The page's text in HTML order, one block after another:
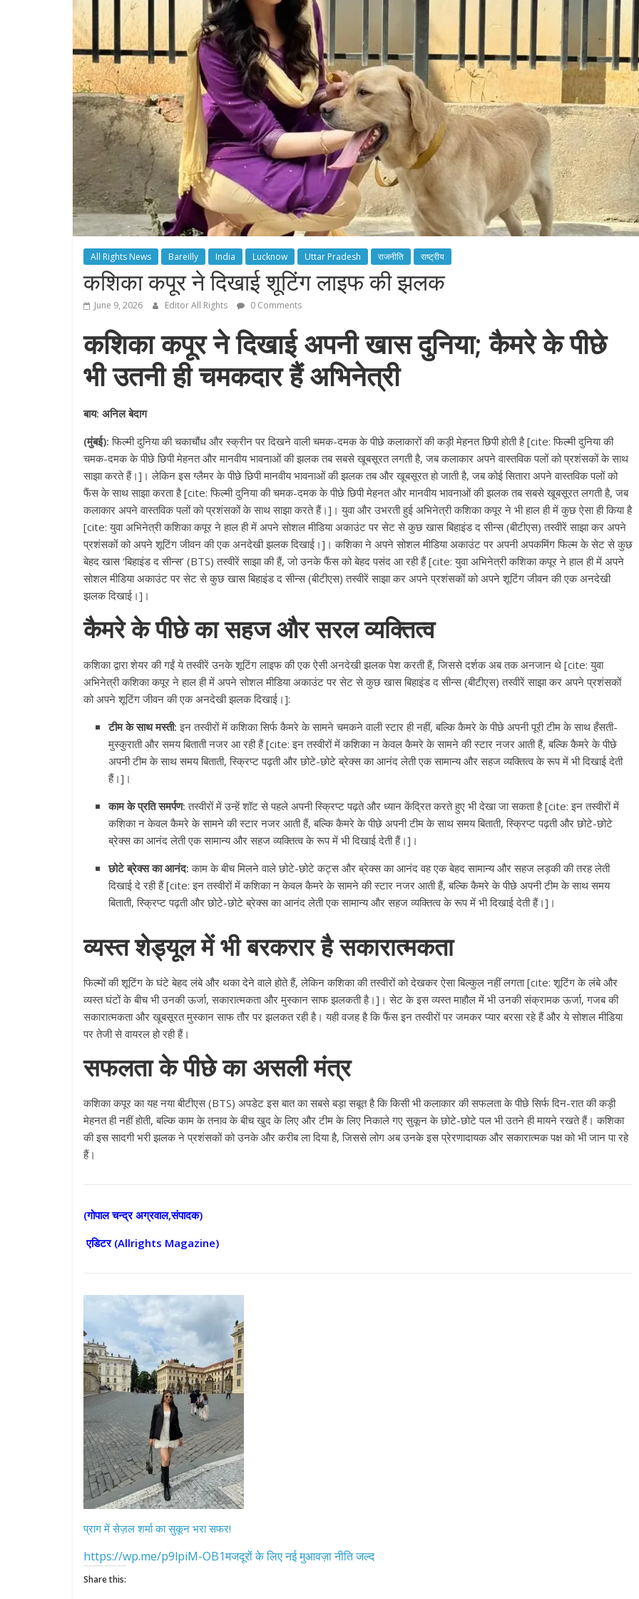
All Rights News Bareilly India Lucknow Uttar Pradesh राजनीति राष्ट्रीय
कशिका कपूर ने दिखाई शूटिंग लाइफ की झलक
June 9, 2026 Editor All Rights 0 Comments
कशिका कपूर ने दिखाई अपनी खास दुनिया; कैमरे के पीछे
भी उतनी ही चमकदार हैं अभिनेत्री
बाय: अनिल बेदाग
(मुंबई): फिल्मी दुनिया की चकाचौंध और स्क्रीन पर दिखने वाली चमक-दमक के पीछे कलाकारों की कड़ी मेहनत छिपी होती है [cite: फिल्मी दुनिया की
चमक-दमक के पीछे छिपी मेहनत और मानवीय भावनाओं की झलक तब सबसे खूबसूरत लगती है, जब कलाकार अपने वास्तविक पलों को प्रशंसकों के साथ
साझा करते हैं।]। लेकिन इस ग्लैमर के पीछे छिपी मानवीय भावनाओं की झलक तब और खूबसूरत हो जाती है, जब कोई सितारा अपने वास्तविक पलों को
फैंस के साथ साझा करता है [cite: फिल्मी दुनिया की चमक-दमक के पीछे छिपी मेहनत और मानवीय भावनाओं की झलक तब सबसे खूबसूरत लगती है, जब
कलाकार अपने वास्तविक पलों को प्रशंसकों के साथ साझा करते हैं।]। युवा और उभरती हुई अभिनेत्री कशिका कपूर ने भी हाल ही में कुछ ऐसा ही किया है
[cite: युवा अभिनेत्री कशिका कपूर ने हाल ही में अपने सोशल मीडिया अकाउंट पर सेट से कुछ खास बिहाइंड द सीन्स (बीटीएस) तस्वीरें साझा कर अपने
प्रशंसकों को अपने शूटिंग जीवन की एक अनदेखी झलक दिखाई।]। कशिका ने अपने सोशल मीडिया अकाउंट पर अपनी अपकमिंग फिल्म के सेट से कुछ
बेहद खास ‘बिहाइंड द सीन्स’ (BTS) तस्वीरें साझा की हैं, जो उनके फैंस को बेहद पसंद आ रही हैं [cite: युवा अभिनेत्री कशिका कपूर ने हाल ही में अपने
सोशल मीडिया अकाउंट पर सेट से कुछ खास बिहाइंड द सीन्स (बीटीएस) तस्वीरें साझा कर अपने प्रशंसकों को अपने शूटिंग जीवन की एक अनदेखी
झलक दिखाई।]।
कैमरे के पीछे का सहज और सरल व्यक्तित्व
कशिका द्वारा शेयर की गईं ये तस्वीरें उनके शूटिंग लाइफ की एक ऐसी अनदेखी झलक पेश करती हैं, जिससे दर्शक अब तक अनजान थे [cite: युवा
अभिनेत्री कशिका कपूर ने हाल ही में अपने सोशल मीडिया अकाउंट पर सेट से कुछ खास बिहाइंड द सीन्स (बीटीएस) तस्वीरें साझा कर अपने प्रशंसकों
को अपने शूटिंग जीवन की एक अनदेखी झलक दिखाई।]:
टीम के साथ मस्ती: इन तस्वीरों में कशिका सिर्फ कैमरे के सामने चमकने वाली स्टार ही नहीं, बल्कि कैमरे के पीछे अपनी पूरी टीम के साथ हँसती-
मुस्कुराती और समय बिताती नजर आ रही हैं [cite: इन तस्वीरों में कशिका न केवल कैमरे के सामने की स्टार नजर आती हैं, बल्कि कैमरे के पीछे
अपनी टीम के साथ समय बिताती, स्क्रिप्ट पढ़ती और छोटे-छोटे ब्रेक्स का आनंद लेती एक सामान्य और सहज व्यक्तित्व के रूप में भी दिखाई देती
हैं।]।
काम के प्रति समर्पण: तस्वीरों में उन्हें शॉट से पहले अपनी स्क्रिप्ट पढ़ते और ध्यान केंद्रित करते हुए भी देखा जा सकता है [cite: इन तस्वीरों में
कशिका न केवल कैमरे के सामने की स्टार नजर आती हैं, बल्कि कैमरे के पीछे अपनी टीम के साथ समय बिताती, स्क्रिप्ट पढ़ती और छोटे-छोटे
ब्रेक्स का आनंद लेती एक सामान्य और सहज व्यक्तित्व के रूप में भी दिखाई देती हैं।]।
छोटे ब्रेक्स का आनंद: काम के बीच मिलने वाले छोटे-छोटे कट्स और ब्रेक्स का आनंद वह एक बेहद सामान्य और सहज लड़की की तरह लेती
दिखाई दे रही हैं [cite: इन तस्वीरों में कशिका न केवल कैमरे के सामने की स्टार नजर आती हैं, बल्कि कैमरे के पीछे अपनी टीम के साथ समय
बिताती, स्क्रिप्ट पढ़ती और छोटे-छोटे ब्रेक्स का आनंद लेती एक सामान्य और सहज व्यक्तित्व के रूप में भी दिखाई देती हैं।]।
व्यस्त शेड्यूल में भी बरकरार है सकारात्मकता
फिल्मों की शूटिंग के घंटे बेहद लंबे और थका देने वाले होते हैं, लेकिन कशिका की तस्वीरों को देखकर ऐसा बिल्कुल नहीं लगता [cite: शूटिंग के लंबे और
व्यस्त घंटों के बीच भी उनकी ऊर्जा, सकारात्मकता और मुस्कान साफ झलकती है।]। सेट के इस व्यस्त माहौल में भी उनकी संक्रामक ऊर्जा, गजब की
सकारात्मकता और खूबसूरत मुस्कान साफ तौर पर झलकत रही है। यही वजह है कि फैंस इन तस्वीरों पर जमकर प्यार बरसा रहे हैं और ये सोशल मीडिया
पर तेजी से वायरल हो रही हैं।
सफलता के पीछे का असली मंत्र
कशिका कपूर का यह नया बीटीएस (BTS) अपडेट इस बात का सबसे बड़ा सबूत है कि किसी भी कलाकार की सफलता के पीछे सिर्फ दिन-रात की कड़ी
मेहनत ही नहीं होती, बल्कि काम के तनाव के बीच खुद के लिए और टीम के लिए निकाले गए सुकून के छोटे-छोटे पल भी उतने ही मायने रखते हैं। कशिका
की इस सादगी भरी झलक ने प्रशंसकों को उनके और करीब ला दिया है, जिससे लोग अब उनके इस प्रेरणादायक और सकारात्मक पक्ष को भी जान पा रहे
हैं।
(गोपाल चन्द्र अग्रवाल,संपादक)
एडिटर (Allrights Magazine)
प्राग में सेज़ल शर्मा का सुकून भरा सफर!
https://wp.me/p9lpiM-OB1मजदूरों के लिए नई मुआवज़ा नीति जल्द
Share this:
All Rights News Bareilly
Uttar
Pradesh
राजनीति हॉट राजनीतिक
All Rights News Bareilly
प्रथम आगमन पर नवनियुक्त प्रदेश
स्वागत
August 6, 2021 Editor All Rights